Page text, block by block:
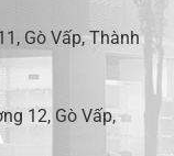
Gò Vấp, Thành
12, Gò Vấp,